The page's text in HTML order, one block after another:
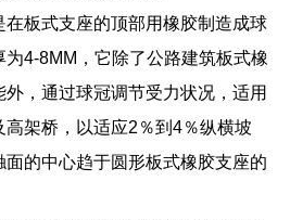
在板式支座的顶部用橡胶制造成球
4-8MM，它除了公路建筑板式橡
，通过球冠调节受力状况，适用
架桥，以适应2％到4％纵横坡
的中心趋于圆形板式橡胶支座的